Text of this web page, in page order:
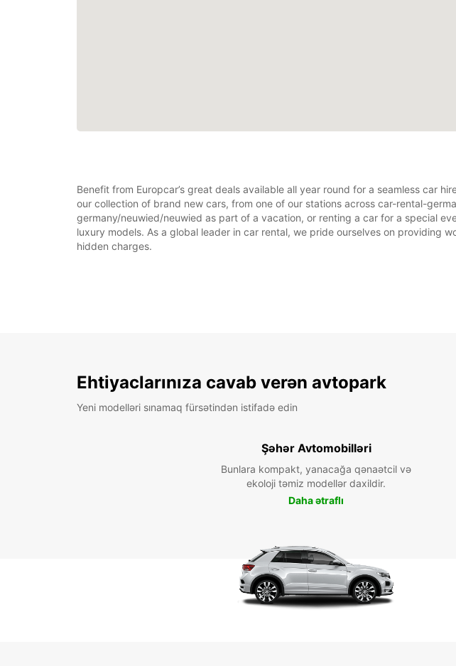
Benefit from Europcar’s great deals available all year round for a seamless car
our collection of brand new cars, from one of our stations across car-rental-
germany/neuwied/neuwied as part of a vacation, or renting a car for a special
luxury models. As a global leader in car rental, we pride ourselves on providing
hidden charges.
Ehtiyaclarınıza cavab verən avtopark
Yeni modelləri sınamaq fürsətindən istifadə edin
Şəhər Avtomobilləri
Bunlara kompakt, yanacağa qənaətcil və
ekoloji təmiz modellər daxildir.
Daha ətraflı